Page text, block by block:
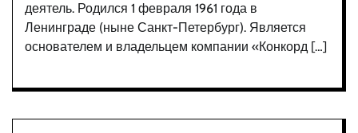
деятель. Родился 1 февраля 1961 года в
Ленинграде (ныне Санкт-Петербург). Является
основателем и владельцем компании «Конкорд […]